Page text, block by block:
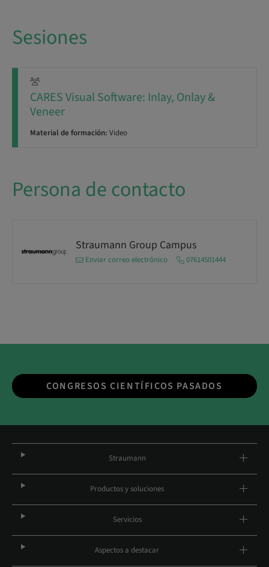
Sesiones
CARES Visual Software: Inlay, Onlay &
Veneer
Material de formación: Video
Persona de contacto
Straumann Group Campus
Enviar correo electrónico 07614501444
CONGRESOS CIENTÍFICOS PASADOS
Straumann
Productos y soluciones
Servicios
Aspectos a destacar